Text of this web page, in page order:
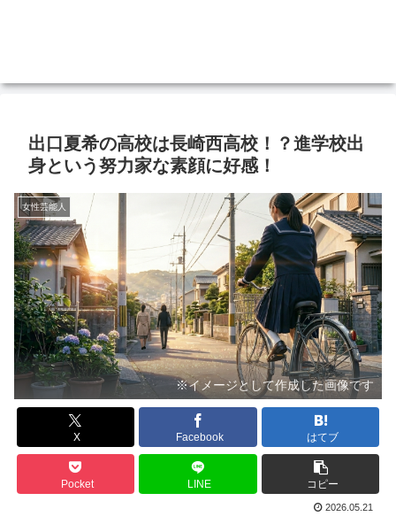
出口夏希の高校は長崎西高校！？進学校出
身という努力家な素顔に好感！
女性芸能人
※イメージとして作成した画像です
X Facebook はてブ
Pocket LINE コピー
2026.05.21